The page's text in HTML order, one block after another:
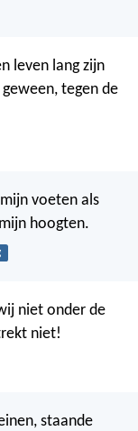
leven lang zijn
tegen de
voeten als
hoogten.
niet onder de
niet!
staande